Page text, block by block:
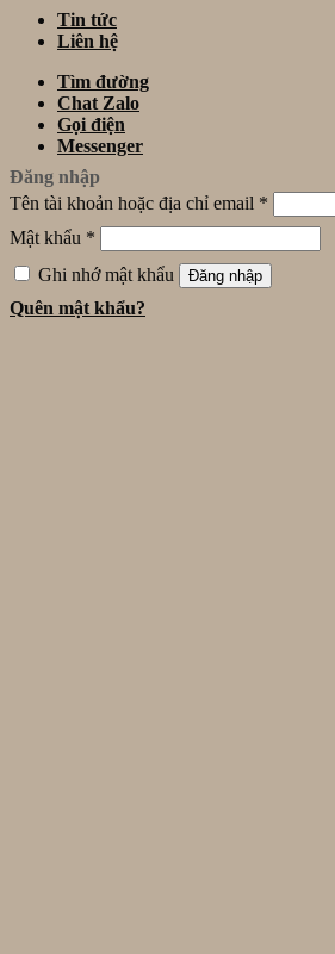
Tin tức
Liên hệ
Tìm đường
Chat Zalo
Gọi điện
Messenger
Đăng nhập
Tên tài khoản hoặc địa chỉ email *
Mật khẩu *
Ghi nhớ mật khẩu
Đăng nhập
Quên mật khẩu?